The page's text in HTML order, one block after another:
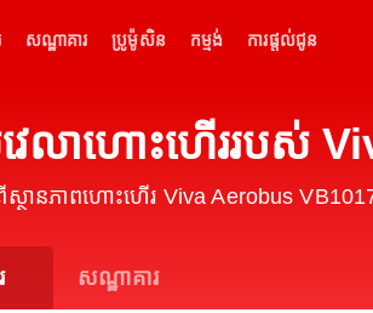
សណ្ឋាគារ ប្រូម៉ូសិន កម្មង់ ការផ្តល់ជូន
េលាហោះហើររបស់
ថានភាពហោះហើរ Viva Aerobus
សណ្ឋាគារ